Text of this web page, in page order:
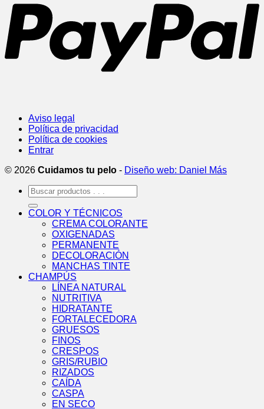
Aviso legal
Política de privacidad
Política de cookies
Entrar
© 2026 Cuidamos tu pelo - Diseño web: Daniel Más
Buscar
por:
COLOR Y TÉCNICOS
CREMA COLORANTE
OXIGENADAS
PERMANENTE
DECOLORACIÓN
MANCHAS TINTE
CHAMPÚS
LÍNEA NATURAL
NUTRITIVA
HIDRATANTE
FORTALECEDORA
GRUESOS
FINOS
CRESPOS
GRIS/RUBIO
RIZADOS
CAÍDA
CASPA
EN SECO